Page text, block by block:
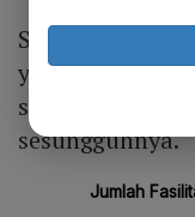
Sikap yang
yang kerap
silaturahmi dan
sesungguhnya.